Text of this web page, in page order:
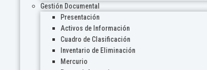
Gestión Documental
Presentación
Activos de Información
Cuadro de Clasificación
Inventario de Eliminación
Mercurio